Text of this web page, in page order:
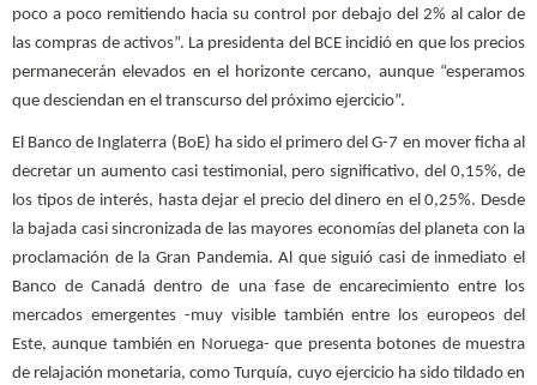
poco a poco remitiendo hacia su control por debajo del 2% al calor de
las compras de activos”. La presidenta del BCE incidió en que los precios
permanecerán elevados en el horizonte cercano, aunque “esperamos
que desciendan en el transcurso del próximo ejercicio”.
El Banco de Inglaterra (BoE) ha sido el primero del G-7 en mover ficha al
decretar un aumento casi testimonial, pero significativo, del 0,15%, de
los tipos de interés, hasta dejar el precio del dinero en el 0,25%. Desde
la bajada casi sincronizada de las mayores economías del planeta con la
proclamación de la Gran Pandemia. Al que siguió casi de inmediato el
Banco de Canadá dentro de una fase de encarecimiento entre los
mercados emergentes -muy visible también entre los europeos del
Este, aunque también en Noruega- que presenta botones de muestra
de relajación monetaria, como Turquía, cuyo ejercicio ha sido tildado en